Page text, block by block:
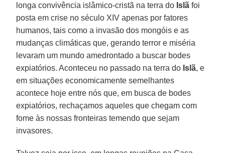
longa convivência islâmico-cristã na terra do Islã foi
posta em crise no século XIV apenas por fatores
humanos, tais como a invasão dos mongóis e as
mudanças climáticas que, gerando terror e miséria
levaram um mundo amedrontado a buscar bodes
expiatórios. Aconteceu no passado na terra do Islã, e
em situações economicamente semelhantes
acontece hoje entre nós que, em busca de bodes
expiatórios, rechaçamos aqueles que chegam com
fome às nossas fronteiras temendo que sejam
invasores.